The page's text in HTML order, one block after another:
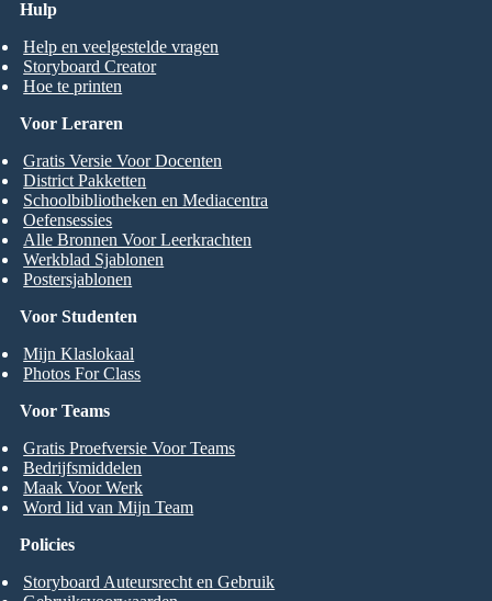
Hulp
Help en veelgestelde vragen
Storyboard Creator
Hoe te printen
Voor Studenten
Mijn Klaslokaal
Photos For Class
Voor Leraren
Gratis Versie Voor Docenten
District Pakketten
Schoolbibliotheken en Mediacentra
Oefensessies
Alle Bronnen Voor Leerkrachten
Werkblad Sjablonen
Postersjablonen
Voor Teams
Gratis Proefversie Voor Teams
Bedrijfsmiddelen
Maak Voor Werk
Word lid van Mijn Team
Policies
Storyboard Auteursrecht en Gebruik